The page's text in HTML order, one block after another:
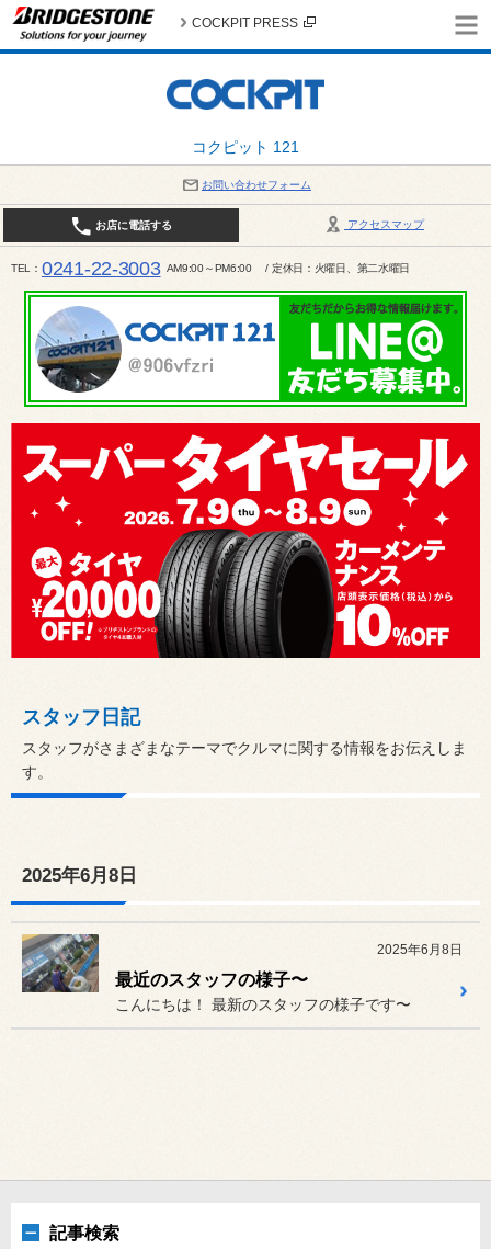
コクピット 121
COCKPIT PRESS
お問い合わせフォーム
アクセスマップ
お店に電話する
TEL 0241-22-3003 AM9:00～PM6:00 / 定休日：火曜日、第二水曜日
スタッフ日記
スタッフがさまざまなテーマでクルマに関する情報をお伝えしま
す。
2025年6月8日
2025年6月8日
最近のスタッフの様子〜
こんにちは！ 最新のスタッフの様子です〜
記事検索